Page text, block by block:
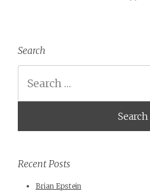
Search
Recent Posts
Brian Epstein